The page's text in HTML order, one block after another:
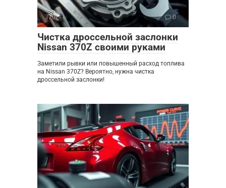
370Z 0
Чистка дроссельной заслонки
Nissan 370Z своими руками
Заметили рывки или повышенный расход топлива
на Nissan 370Z? Вероятно, нужна чистка
дроссельной заслонки!